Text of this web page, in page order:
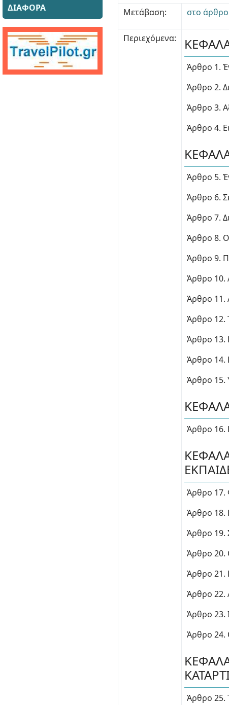
ΔΙΑΦΟΡΑ Μετάβαση: στο
Περιεχόμενα:
Άρθρο 1.
Άρθρο 2.
Άρθρο 3.
Άρθρο 4.
Άρθρο 5.
Άρθρο 6.
Άρθρο 7.
Άρθρο 8.
Άρθρο 9.
Άρθρο 10.
Άρθρο 11.
Άρθρο 12.
Άρθρο 13.
Άρθρο 14.
Άρθρο 15.
Άρθρο 16.
Άρθρο 17.
Άρθρο 18.
Άρθρο 19.
Άρθρο 20.
Άρθρο 21.
Άρθρο 22.
Άρθρο 23.
Άρθρο 24.
Άρθρο 25.